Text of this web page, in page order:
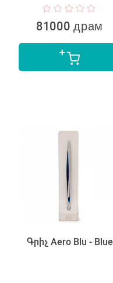
81000 драм
Գրիչ Aero Blu - Blue